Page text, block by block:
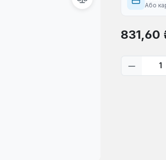
Або
Звичайна
831,60